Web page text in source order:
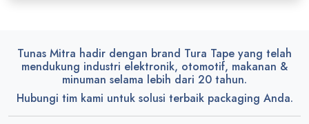
Tunas Mitra hadir dengan brand Tura Tape yang telah
mendukung industri elektronik, otomotif, makanan &
minuman selama lebih dari 20 tahun.
Hubungi tim kami untuk solusi terbaik packaging Anda.